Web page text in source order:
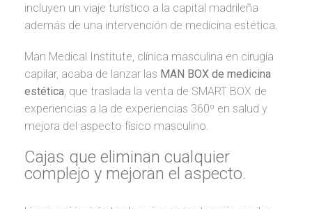
incluyen un viaje turístico a la capital madrileña
además de una intervención de medicina estética.
Man Medical Institute, clínica masculina en cirugía
capilar, acaba de lanzar las MAN BOX de medicina
estética, que traslada la venta de SMART BOX de
experiencias a la de experiencias 360º en salud y
mejora del aspecto físico masculino.
Cajas que eliminan cualquier
complejo y mejoran el aspecto.